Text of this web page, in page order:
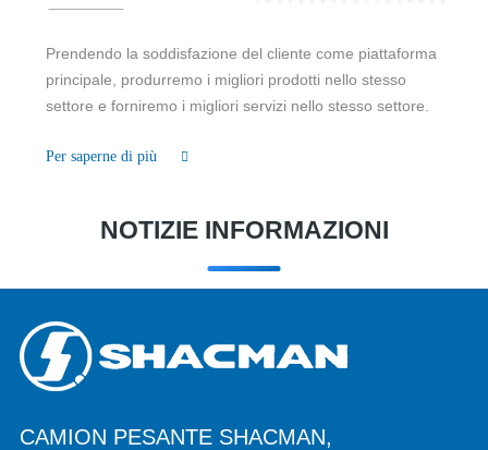
Prendendo la soddisfazione del cliente come piattaforma
principale, produrremo i migliori prodotti nello stesso
settore e forniremo i migliori servizi nello stesso settore.
Per saperne di più
NOTIZIE INFORMAZIONI
CAMION PESANTE SHACMAN,